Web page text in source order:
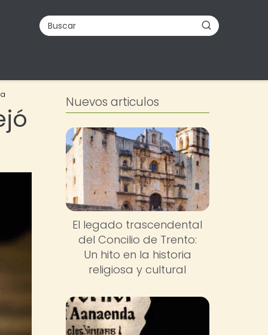
Nuevos articulos
El legado trascendental
del Concilio de Trento:
Un hito en la historia
religiosa y cultural